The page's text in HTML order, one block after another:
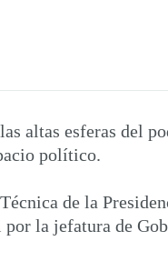
altas esferas del
político.
de la
la jefatura de